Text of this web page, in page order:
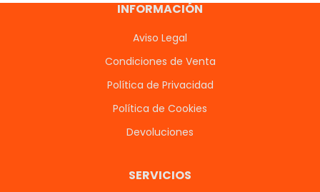
INFORMACIÓN
Aviso Legal
Condiciones de Venta
Política de Privacidad
Política de Cookies
Devoluciones
SERVICIOS